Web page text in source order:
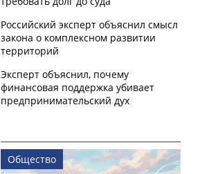
Российский эксперт объяснил смысл
закона о комплексном развитии
территорий
Эксперт объяснил, почему
финансовая поддержка убивает
предпринимательский дух
Общество